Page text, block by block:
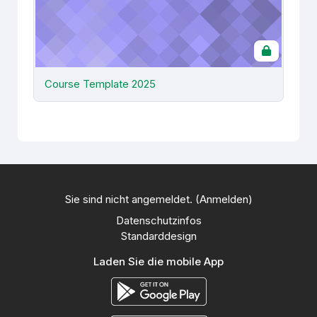
Course Template 2025
Sie sind nicht angemeldet. (Anmelden)
Datenschutzinfos
Standarddesign
Laden Sie die mobile App